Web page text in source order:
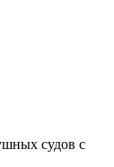
судов с